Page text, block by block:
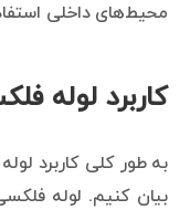
محیط‌های داخلی
کاربرد لوله
به طور کلی کاربرد
بیان کنیم. لوله